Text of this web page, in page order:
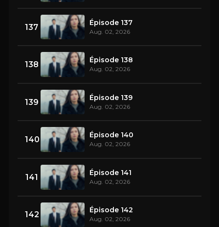
137 Épisode 137
Aug. 02, 2026
138 Épisode 138
Aug. 02, 2026
139 Épisode 139
Aug. 02, 2026
140 Épisode 140
Aug. 02, 2026
141 Épisode 141
Aug. 02, 2026
142 Épisode 142
Aug. 02, 2026